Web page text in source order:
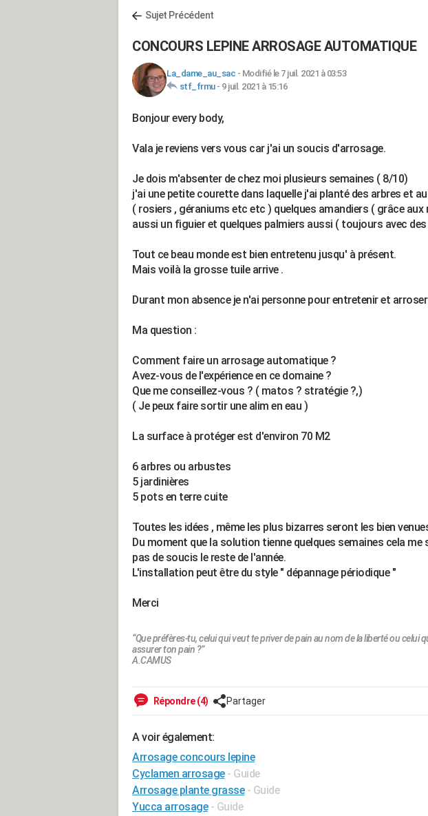
Sujet Précédent
CONCOURS LEPINE ARROSAGE AUTOMATIQUE
La_dame_au_sac - Modifié le 7 juil. 2021 à 03:53
stf_frmu- 9 juil. 2021 à 15:16
Bonjour every body,
Vala je reviens vers vous car j'ai un soucis d'arrosage.
Je dois m'absenter de chez moi plusieurs semaines ( 8/10)
j'ai une petite courette dans laquelle j'ai planté des arbres et
( rosiers , géraniums etc etc ) quelques amandiers ( grâce aux
aussi un figuier et quelques palmiers aussi ( toujours avec
Tout ce beau monde est bien entretenu jusqu' à présent.
Mais voilà la grosse tuile arrive .
Durant mon absence je n'ai personne pour entretenir et
Ma question :
Comment faire un arrosage automatique ?
Avez-vous de l'expérience en ce domaine ?
Que me conseillez-vous ? ( matos ? stratégie ?,)
( Je peux faire sortir une alim en eau )
La surface à protéger est d'environ 70 M2
6 arbres ou arbustes
5 jardinières
5 pots en terre cuite
Toutes les idées , même les plus bizarres seront les bien
Du moment que la solution tienne quelques semaines cela me
pas de soucis le reste de l'année.
L'installation peut être du style " dépannage périodique "
Merci
“Que préfères-tu, celui qui veut te priver de pain au nom de la liberté ou celui
assurer ton pain ?”
A.CAMUS
Répondre (4) Partager
A voir également:
Arrosage concours lepine
Cyclamen arrosage - Guide
Arrosage plante grasse - Guide
Yucca arrosage - Guide